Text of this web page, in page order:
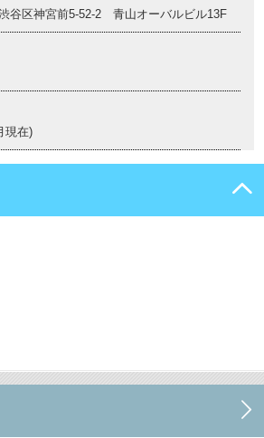
谷区神宮前5-52-2 青山オーバルビル13F
現在)